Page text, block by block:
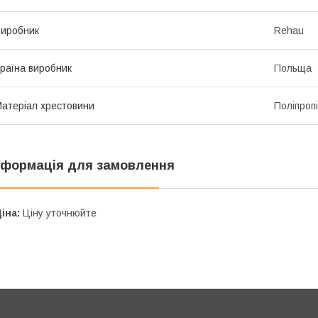
Rehau
виробник Польща
хрестовини
для замовлення
Ціну уточнюйте